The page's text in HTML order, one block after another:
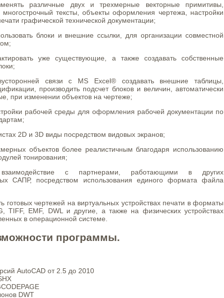
различные двух и трехмерные векторные примитивы,
тексты, объекты оформления чертежа, настройки
графической технической документации;
блоки и внешние ссылки, для организации совместной
уже существующие, а также создавать собственные
связи с MS Excel® создавать внешние таблицы,
производить подсчет блоков и величин, автоматически
при изменении объектов на чертеже;
рабочей среды для оформления рабочей документации по
2D и 3D виды посредством видовых экранов;
объектов более реалистичным благодаря использованию
тонирования;
взаимодействие с партнерами, работающими в других
САПР, посредством использования единого формата файла
готовых чертежей на виртуальных устройствах печати в форматы
TIFF, EMF, DWL и другие, а также на физических устройствах
в операционной системе.
программы.
AutoCAD от 2.5 до 2010
DWT